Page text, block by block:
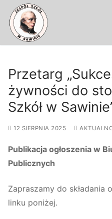
Przejdź
treści
Przetarg
żywności do
Szkół w
12 SIERPNIA 2025
Publikacja ogłoszenia w
Publicznych
Zapraszamy do
linku poniżej.